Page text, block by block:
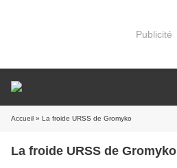
Publicité
Accueil » La froide URSS de Gromyko
La froide URSS de Gromyko